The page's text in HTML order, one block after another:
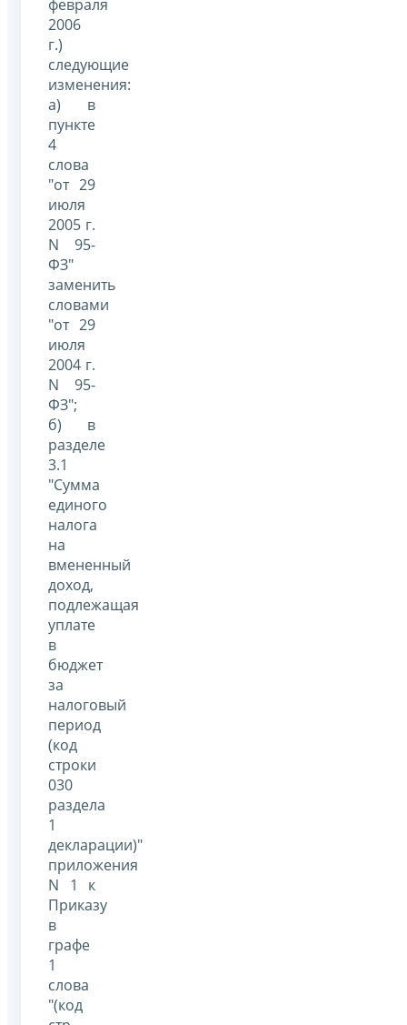
февраля
2006
г.)
следующие
изменения:
а) в
пункте
4
слова
"от 29
июля
2005 г.
N 95-
ФЗ"
заменить
словами
"от 29
июля
2004 г.
N 95-
ФЗ";
б) в
разделе
3.1
"Сумма
единого
налога
на
вмененный
доход,
подлежащая
уплате
в
бюджет
за
налоговый
период
(код
строки
030
раздела
1
декларации)"
приложения
N 1 к
Приказу
в
графе
1
слова
"(код